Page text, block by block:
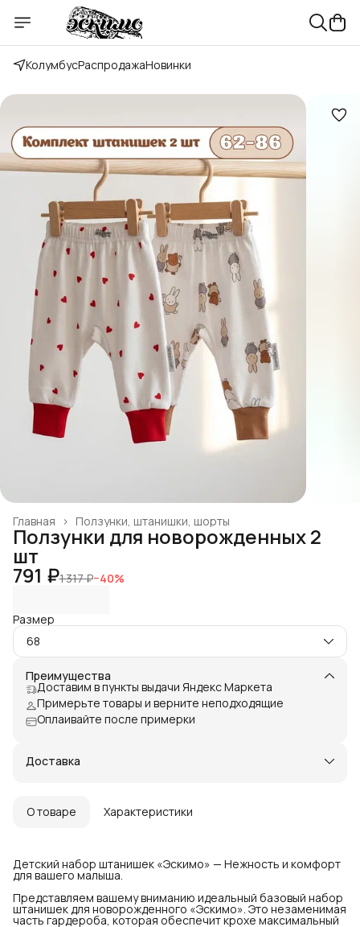
КолумбусРаспродажаНовинки
Ползунки, штанишки, шорты
Главная ›
Ползунки для новорожденных 2
шт
791 ₽1 317 ₽−40%
Размер
68
Преимущества
Доставим в пункты выдачи Яндекс Маркета
Примерьте товары и верните неподходящие
Оплаивайте после примерки
Доставка
О товаре Характеристики
Детский набор штанишек «Эскимо» — Нежность и комфорт
для вашего малыша.
Представляем вашему вниманию идеальный базовый набор
штанишек для новорожденного «Эскимо». Это незаменимая
часть гардероба, которая обеспечит крохе максимальный